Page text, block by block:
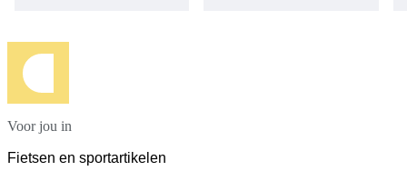
Voor jou in
Fietsen en sportartikelen